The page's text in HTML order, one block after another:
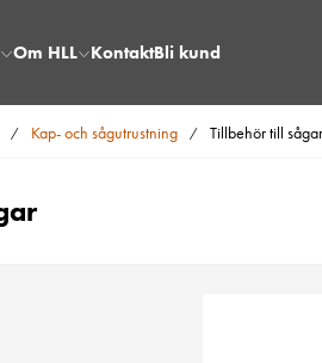
Om HLL KontaktBli kund
/ Kap- och sågutrustning / Tillbehör till sågar